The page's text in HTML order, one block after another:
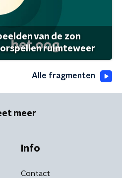
van de zon
ruimteweer
Alle fragmenten
meer
Info
Contact